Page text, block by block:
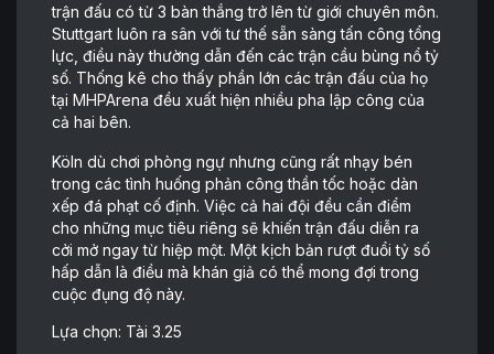
trận đấu có từ 3 bàn thắng trở lên từ giới chuyên môn.
Stuttgart luôn ra sân với tư thế sẵn sàng tấn công tổng
lực, điều này thường dẫn đến các trận cầu bùng nổ tỷ
số. Thống kê cho thấy phần lớn các trận đấu của họ
tại MHPArena đều xuất hiện nhiều pha lập công của
cả hai bên.
Köln dù chơi phòng ngự nhưng cũng rất nhạy bén
trong các tình huống phản công thần tốc hoặc dàn
xếp đá phạt cố định. Việc cả hai đội đều cần điểm
cho những mục tiêu riêng sẽ khiến trận đấu diễn ra
cởi mở ngay từ hiệp một. Một kịch bản rượt đuổi tỷ số
hấp dẫn là điều mà khán giả có thể mong đợi trong
cuộc đụng độ này.
Lựa chọn: Tài 3.25